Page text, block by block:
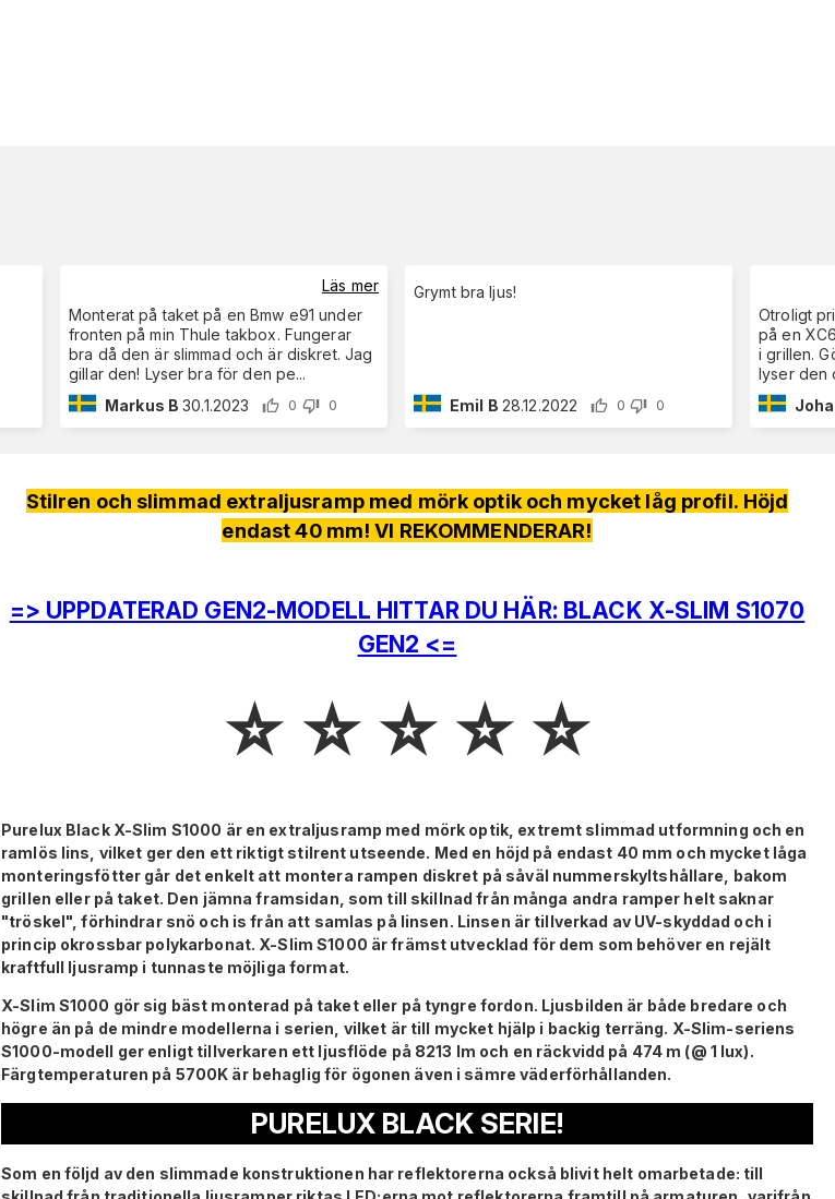
Läs mer
Monterat på taket på en Bmw e91 under
fronten på min Thule takbox. Fungerar
bra då den är slimmad och är diskret. Jag
gillar den! Lyser bra för den pe...
Markus B 30.1.2023 0 0
Grymt bra ljus!
Emil B 28.12.2022 0 0
Otroligt
på en
i grillen.
lyser den
Stilren och slimmad extraljusramp med mörk optik och mycket låg profil. Höjd
endast 40 mm! VI REKOMMENDERAR!
=> UPPDATERAD GEN2-MODELL HITTAR DU HÄR: BLACK X-SLIM S1070
GEN2 <=
⭐️ ⭐️ ⭐️ ⭐️ ⭐️
Purelux Black X-Slim S1000 är en extraljusramp med mörk optik, extremt slimmad utformning och en
ramlös lins, vilket ger den ett riktigt stilrent utseende. Med en höjd på endast 40 mm och mycket låga
monteringsfötter går det enkelt att montera rampen diskret på såväl nummerskyltshållare, bakom
grillen eller på taket. Den jämna framsidan, som till skillnad från många andra ramper helt saknar
"tröskel", förhindrar snö och is från att samlas på linsen. Linsen är tillverkad av UV-skyddad och i
princip okrossbar polykarbonat. X-Slim S1000 är främst utvecklad för dem som behöver en rejält
kraftfull ljusramp i tunnaste möjliga format.
X-Slim S1000 gör sig bäst monterad på taket eller på tyngre fordon. Ljusbilden är både bredare och
högre än på de mindre modellerna i serien, vilket är till mycket hjälp i backig terräng. X-Slim-seriens
S1000-modell ger enligt tillverkaren ett ljusflöde på 8213 lm och en räckvidd på 474 m (@ 1 lux).
Färgtemperaturen på 5700K är behaglig för ögonen även i sämre väderförhållanden.
PURELUX BLACK SERIE!
Som en följd av den slimmade konstruktionen har reflektorerna också blivit helt omarbetade: till